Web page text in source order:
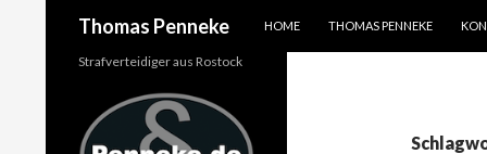
Thomas Penneke
HOME
THOMAS PENNEKE
Strafverteidiger aus Rostock